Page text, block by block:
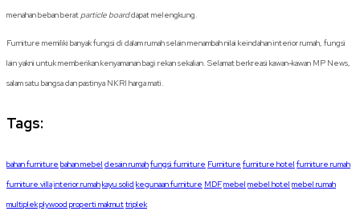
menahan beban beratparticle boarddapat melengkung.
Furniture memiliki banyak fungsi di dalam rumah selain menambah nilai keindahan interior rumah, fungsi
lain yakni untuk memberikan kenyamanan bagi rekan sekalian. Selamat berkreasi kawan-kawan MP News,
salam satu bangsa dan pastinya NKRI harga mati.
Tags:
bahan furniture bahan mebel desain rumahfungsi furniture Furniture furniture hotel furniture rumah
furniture villainterior rumahkayu solid kegunaan furniture MDFmebel mebel hotel mebel rumah
multiplekplywood properti makmuttriplek